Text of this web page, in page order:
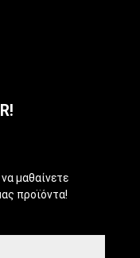
μαθαίνετε
προϊόντα!